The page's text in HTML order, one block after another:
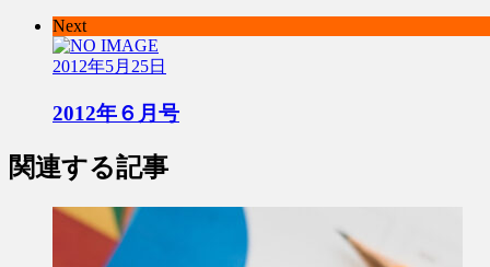
Next
2012年5月25日
2012年６月号
関連する記事